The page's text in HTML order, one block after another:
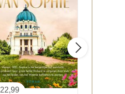
22,99